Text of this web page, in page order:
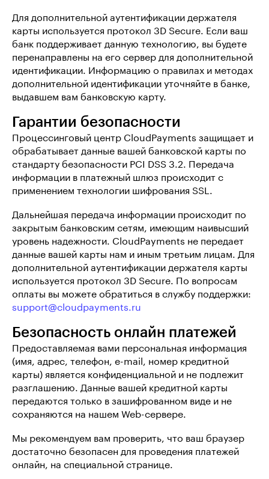
Для дополнительной аутентификации держателя
карты используется протокол 3D Secure. Если ваш
банк поддерживает данную технологию, вы будете
перенаправлены на его сервер для дополнительной
идентификации. Информацию о правилах и методах
дополнительной идентификации уточняйте в банке,
выдавшем вам банковскую карту.
Гарантии безопасности
Процессинговый центр CloudPayments защищает и
обрабатывает данные вашей банковской карты по
стандарту безопасности PCI DSS 3.2. Передача
информации в платежный шлюз происходит с
применением технологии шифрования SSL.
Дальнейшая передача информации происходит по
закрытым банковским сетям, имеющим наивысший
уровень надежности. CloudPayments не передает
данные вашей карты нам и иным третьим лицам. Для
дополнительной аутентификации держателя карты
используется протокол 3D Secure. По вопросам
оплаты вы можете обратиться в службу поддержки:
support@cloudpayments.ru
Безопасность онлайн платежей
Предоставляемая вами персональная информация
(имя, адрес, телефон, e-mail, номер кредитной
карты) является конфиденциальной и не подлежит
разглашению. Данные вашей кредитной карты
передаются только в зашифрованном виде и не
сохраняются на нашем Web-сервере.
Мы рекомендуем вам проверить, что ваш браузер
достаточно безопасен для проведения платежей
онлайн, на специальной странице.